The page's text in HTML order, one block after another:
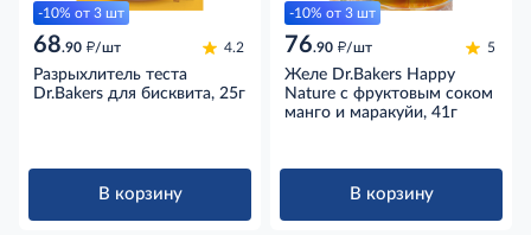
-10% от 3 шт
68.90 д/шт 4.2
Разрыхлитель теста
Dr.Bakers для бисквита, 25г
В корзину
-10% от 3 шт
76.90 д/шт 5
Желе Dr.Bakers Happy
Nature с фруктовым соком
манго и маракуйи, 41г
В корзину